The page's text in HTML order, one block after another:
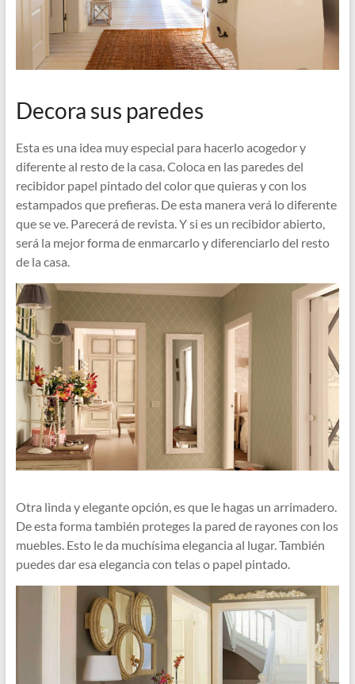
Decora sus paredes
Esta es una idea muy especial para hacerlo acogedor y
diferente al resto de la casa. Coloca en las paredes del
recibidor papel pintado del color que quieras y con los
estampados que prefieras. De esta manera verá lo diferente
que se ve. Parecerá de revista. Y si es un recibidor abierto,
será la mejor forma de enmarcarlo y diferenciarlo del resto
de la casa.
Otra linda y elegante opción, es que le hagas un arrimadero.
De esta forma también proteges la pared de rayones con los
muebles. Esto le da muchísima elegancia al lugar. También
puedes dar esa elegancia con telas o papel pintado.